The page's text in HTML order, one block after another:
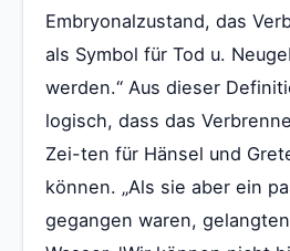
Embryonalzustand, das
als Symbol für Tod u.
werden.“ Aus dieser
logisch, dass das
Zei-ten für Hänsel und
können. „Als sie aber ein
gegangen waren,